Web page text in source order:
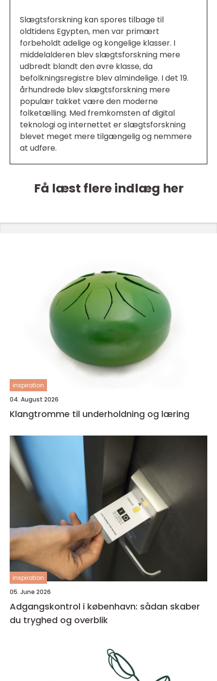
Slægtsforskning kan spores tilbage til
oldtidens Egypten, men var primært
forbeholdt adelige og kongelige klasser. I
middelalderen blev slægtsforskning mere
udbredt blandt den øvre klasse, da
befolkningsregistre blev almindelige. I det 19.
århundrede blev slægtsforskning mere
populær takket være den moderne
folketælling. Med fremkomsten af digital
teknologi og internettet er slægtsforskning
blevet meget mere tilgængelig og nemmere
at udføre.
Få læst flere indlæg her
inspiration
04. August 2026
Klangtromme til underholdning og læring
inspiration
05. June 2026
Adgangskontrol i københavn: sådan skaber
du tryghed og overblik